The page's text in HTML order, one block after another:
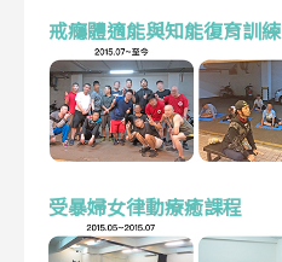
戒癮體適能與知能復育訓練
受暴婦女律動療癒課程